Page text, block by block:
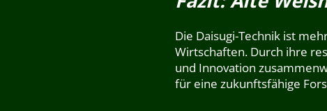
Die Daisugi-Technik ist
Wirtschaften. Durch ihre
und Innovation
für eine zukunftsfähige